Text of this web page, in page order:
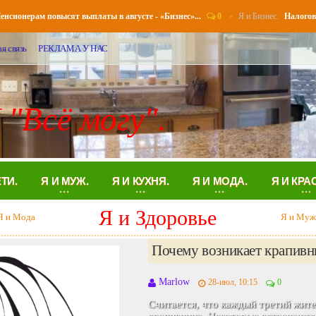
повысят выплаты в августе - «Бизнес»... 0 Я и Бизнес. Налоговые
связь РЕКЛАМА У НАС
могу".
Я И МУЖ. Я И КУХНЯ. Я И МОДА. Я И
Здоровье Я и Муж Я и Кухня
Жизнь без секса - Семья..
Аглая 03-май, 00:00 0
Люде - 27, она работает в